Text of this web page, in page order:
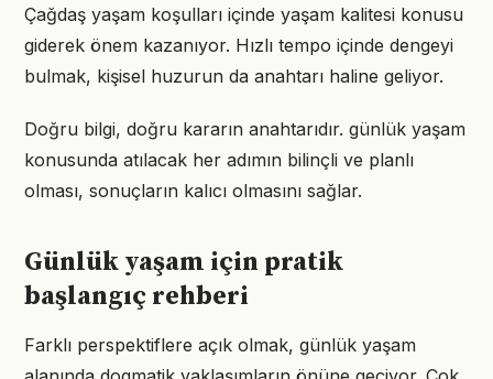
Çağdaş yaşam koşulları içinde yaşam kalitesi konusu
giderek önem kazanıyor. Hızlı tempo içinde dengeyi
bulmak, kişisel huzurun da anahtarı haline geliyor.
Doğru bilgi, doğru kararın anahtarıdır. günlük yaşam
konusunda atılacak her adımın bilinçli ve planlı
olması, sonuçların kalıcı olmasını sağlar.
Günlük yaşam için pratik
başlangıç rehberi
Farklı perspektiflere açık olmak, günlük yaşam